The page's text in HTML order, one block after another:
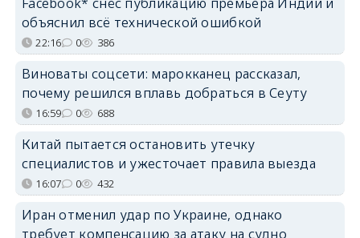
объяснил всё технической ошибкой
22:16 0 386
Виноваты соцсети: марокканец рассказал,
почему решился вплавь добраться в Сеуту
16:59 0 688
Китай пытается остановить утечку
специалистов и ужесточает правила выезда
16:07 0 432
Иран отменил удар по Украине, однако
требует компенсацию за атаку на судно